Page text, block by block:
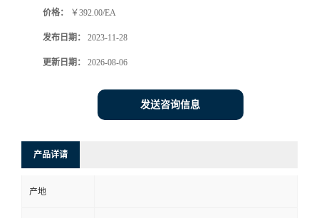
价格： ￥392.00/EA
发布日期： 2023-11-28
更新日期： 2026-08-06
发送咨询信息
产品详请
产地